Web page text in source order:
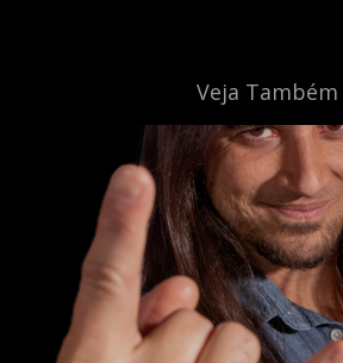
Veja Também